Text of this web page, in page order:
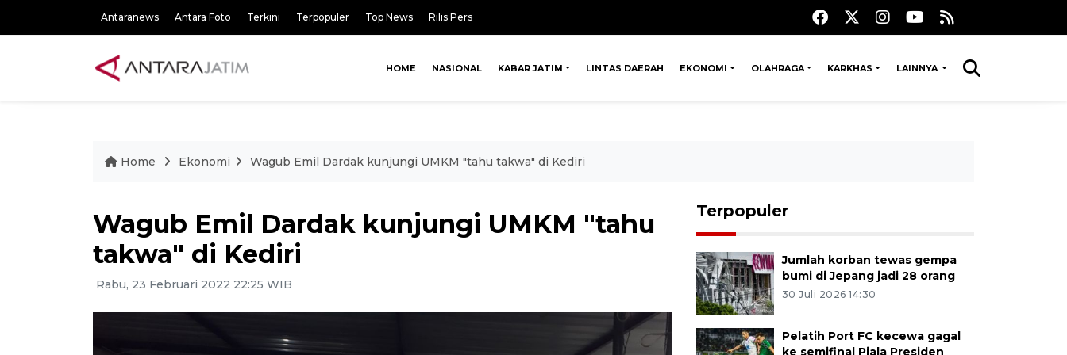
Antaranews Antara Foto Terkini Terpopuler Top News Rilis Pers
HOME NASIONAL KABAR JATIM LINTAS DAERAH EKONOMI OLAHRAGA KARKHAS LAINNYA
Home Ekonomi Wagub Emil Dardak kunjungi UMKM "tahu takwa" di Kediri
Wagub Emil Dardak kunjungi UMKM "tahu
takwa" di Kediri
Rabu, 23 Februari 2022 22:25 WIB
Terpopuler
Jumlah korban tewas gempa
bumi di Jepang jadi 28 orang
30 Juli 2026 14:30
Pelatih Port FC kecewa gagal
ke semifinal Piala Presiden